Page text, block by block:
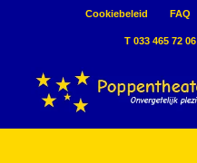
Cookiebeleid FAQ
T 033 465 72 06